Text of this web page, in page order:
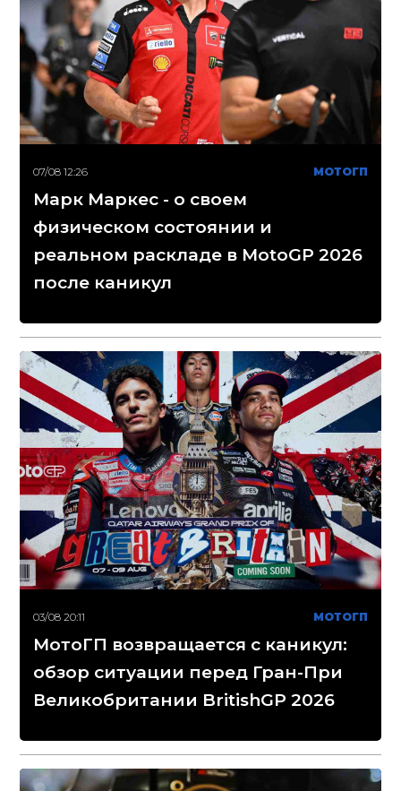
07/08 12:26 МОТОГП
Марк Маркес - о своем
физическом состоянии и
реальном раскладе в MotoGP 2026
после каникул
03/08 20:11 МОТОГП
МотоГП возвращается с каникул:
обзор ситуации перед Гран-При
Великобритании BritishGP 2026